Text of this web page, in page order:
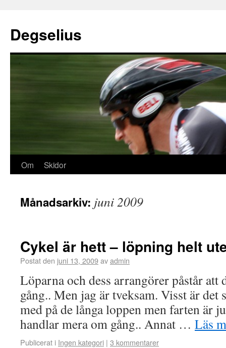
Degselius
Om Skidor
Månadsarkiv: juni 2009
Cykel är hett – löpning helt
Postat den juni 13, 2009avadmin
Löparna och dess arrangörer påstår att
gång.. Men jag är tveksam. Visst är det
med på de långa loppen men farten är
handlar mera om gång.. Annat … Läs
Publicerat i Ingen kategori | 3 kommentarer